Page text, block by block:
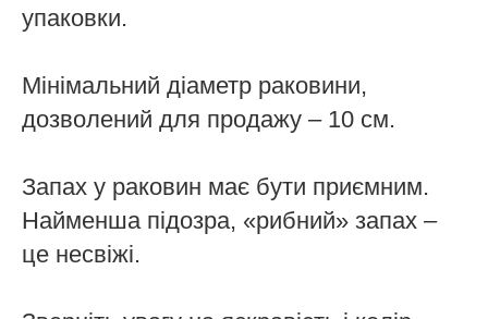
упаковки.
Мінімальний діаметр раковини,
дозволений для продажу – 10 см.
Запах у раковин має бути приємним.
Найменша підозра, «рибний» запах –
це несвіжі.